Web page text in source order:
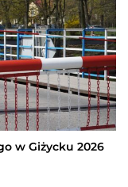
w Giżycku 2026